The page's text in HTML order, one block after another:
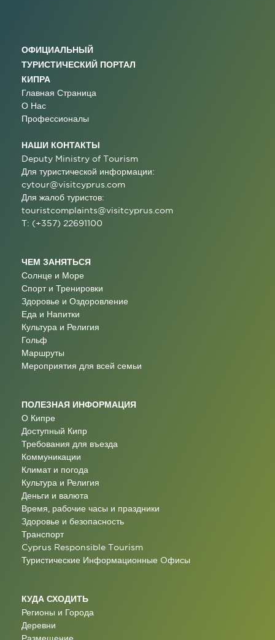
ОФИЦИАЛЬНЫЙ
ТУРИСТИЧЕСКИЙ ПОРТАЛ
КИПРА
Главная Страница
О Нас
Профессионалы
НАШИ КОНТАКТЫ
Deputy Ministry of Tourism
Для туристической информации:
cytour@visitcyprus.com
Для жалоб туристов:
touristcomplaints@visitcyprus.com
T: (+357) 22691100
ЧЕМ ЗАНЯТЬСЯ
Солнце и Море
Спорт и Тренировки
Здоровье и Оздоровление
Еда и Напитки
Культура и Религия
Гольф
Маршруты
Мероприятия для всей семьи
ПОЛЕЗНАЯ ИНФОРМАЦИЯ
О Кипре
Доступный Кипр
Требования для въезда
Коммуникации
Климат и погода
Культура и Религия
Деньги и валюта
Время, рабочие часы и праздники
Здоровье и безопасность
Транспорт
Cyprus Responsible Tourism
Туристические Информационные Oфисы
КУДА СХОДИТЬ
Регионы и Города
Деревни